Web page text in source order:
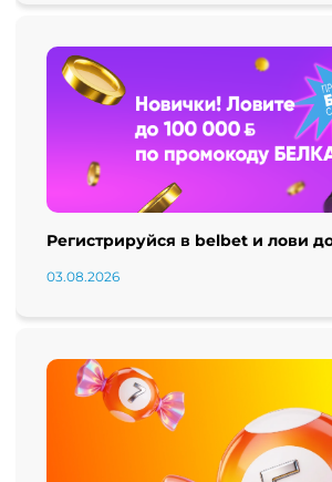
Регистрируйся в belbet и лови
03.08.2026